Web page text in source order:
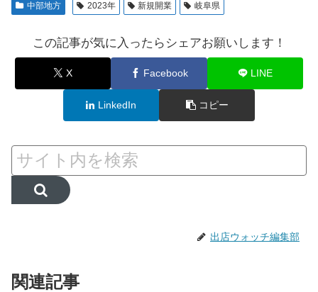
中部地方 2023年 新規開業 岐阜県
この記事が気に入ったらシェアお願いします！
X Facebook LINE
LinkedIn コピー
出店ウォッチ編集部
関連記事